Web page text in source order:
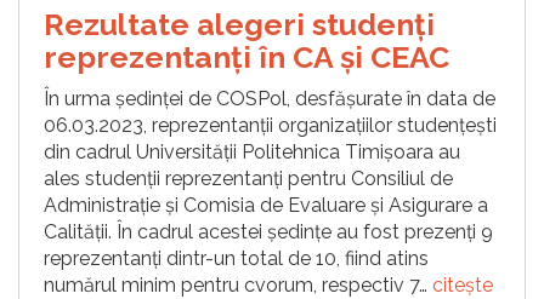
Rezultate alegeri studenți
reprezentanți în CA și CEAC
În urma ședinței de COSPol, desfășurate în data de
06.03.2023, reprezentanții organizațiilor studențești
din cadrul Universității Politehnica Timișoara au
ales studenții reprezentanți pentru Consiliul de
Administrație și Comisia de Evaluare și Asigurare a
Calității. În cadrul acestei ședințe au fost prezenți 9
reprezentanți dintr-un total de 10, fiind atins
numărul minim pentru cvorum, respectiv 7… citește